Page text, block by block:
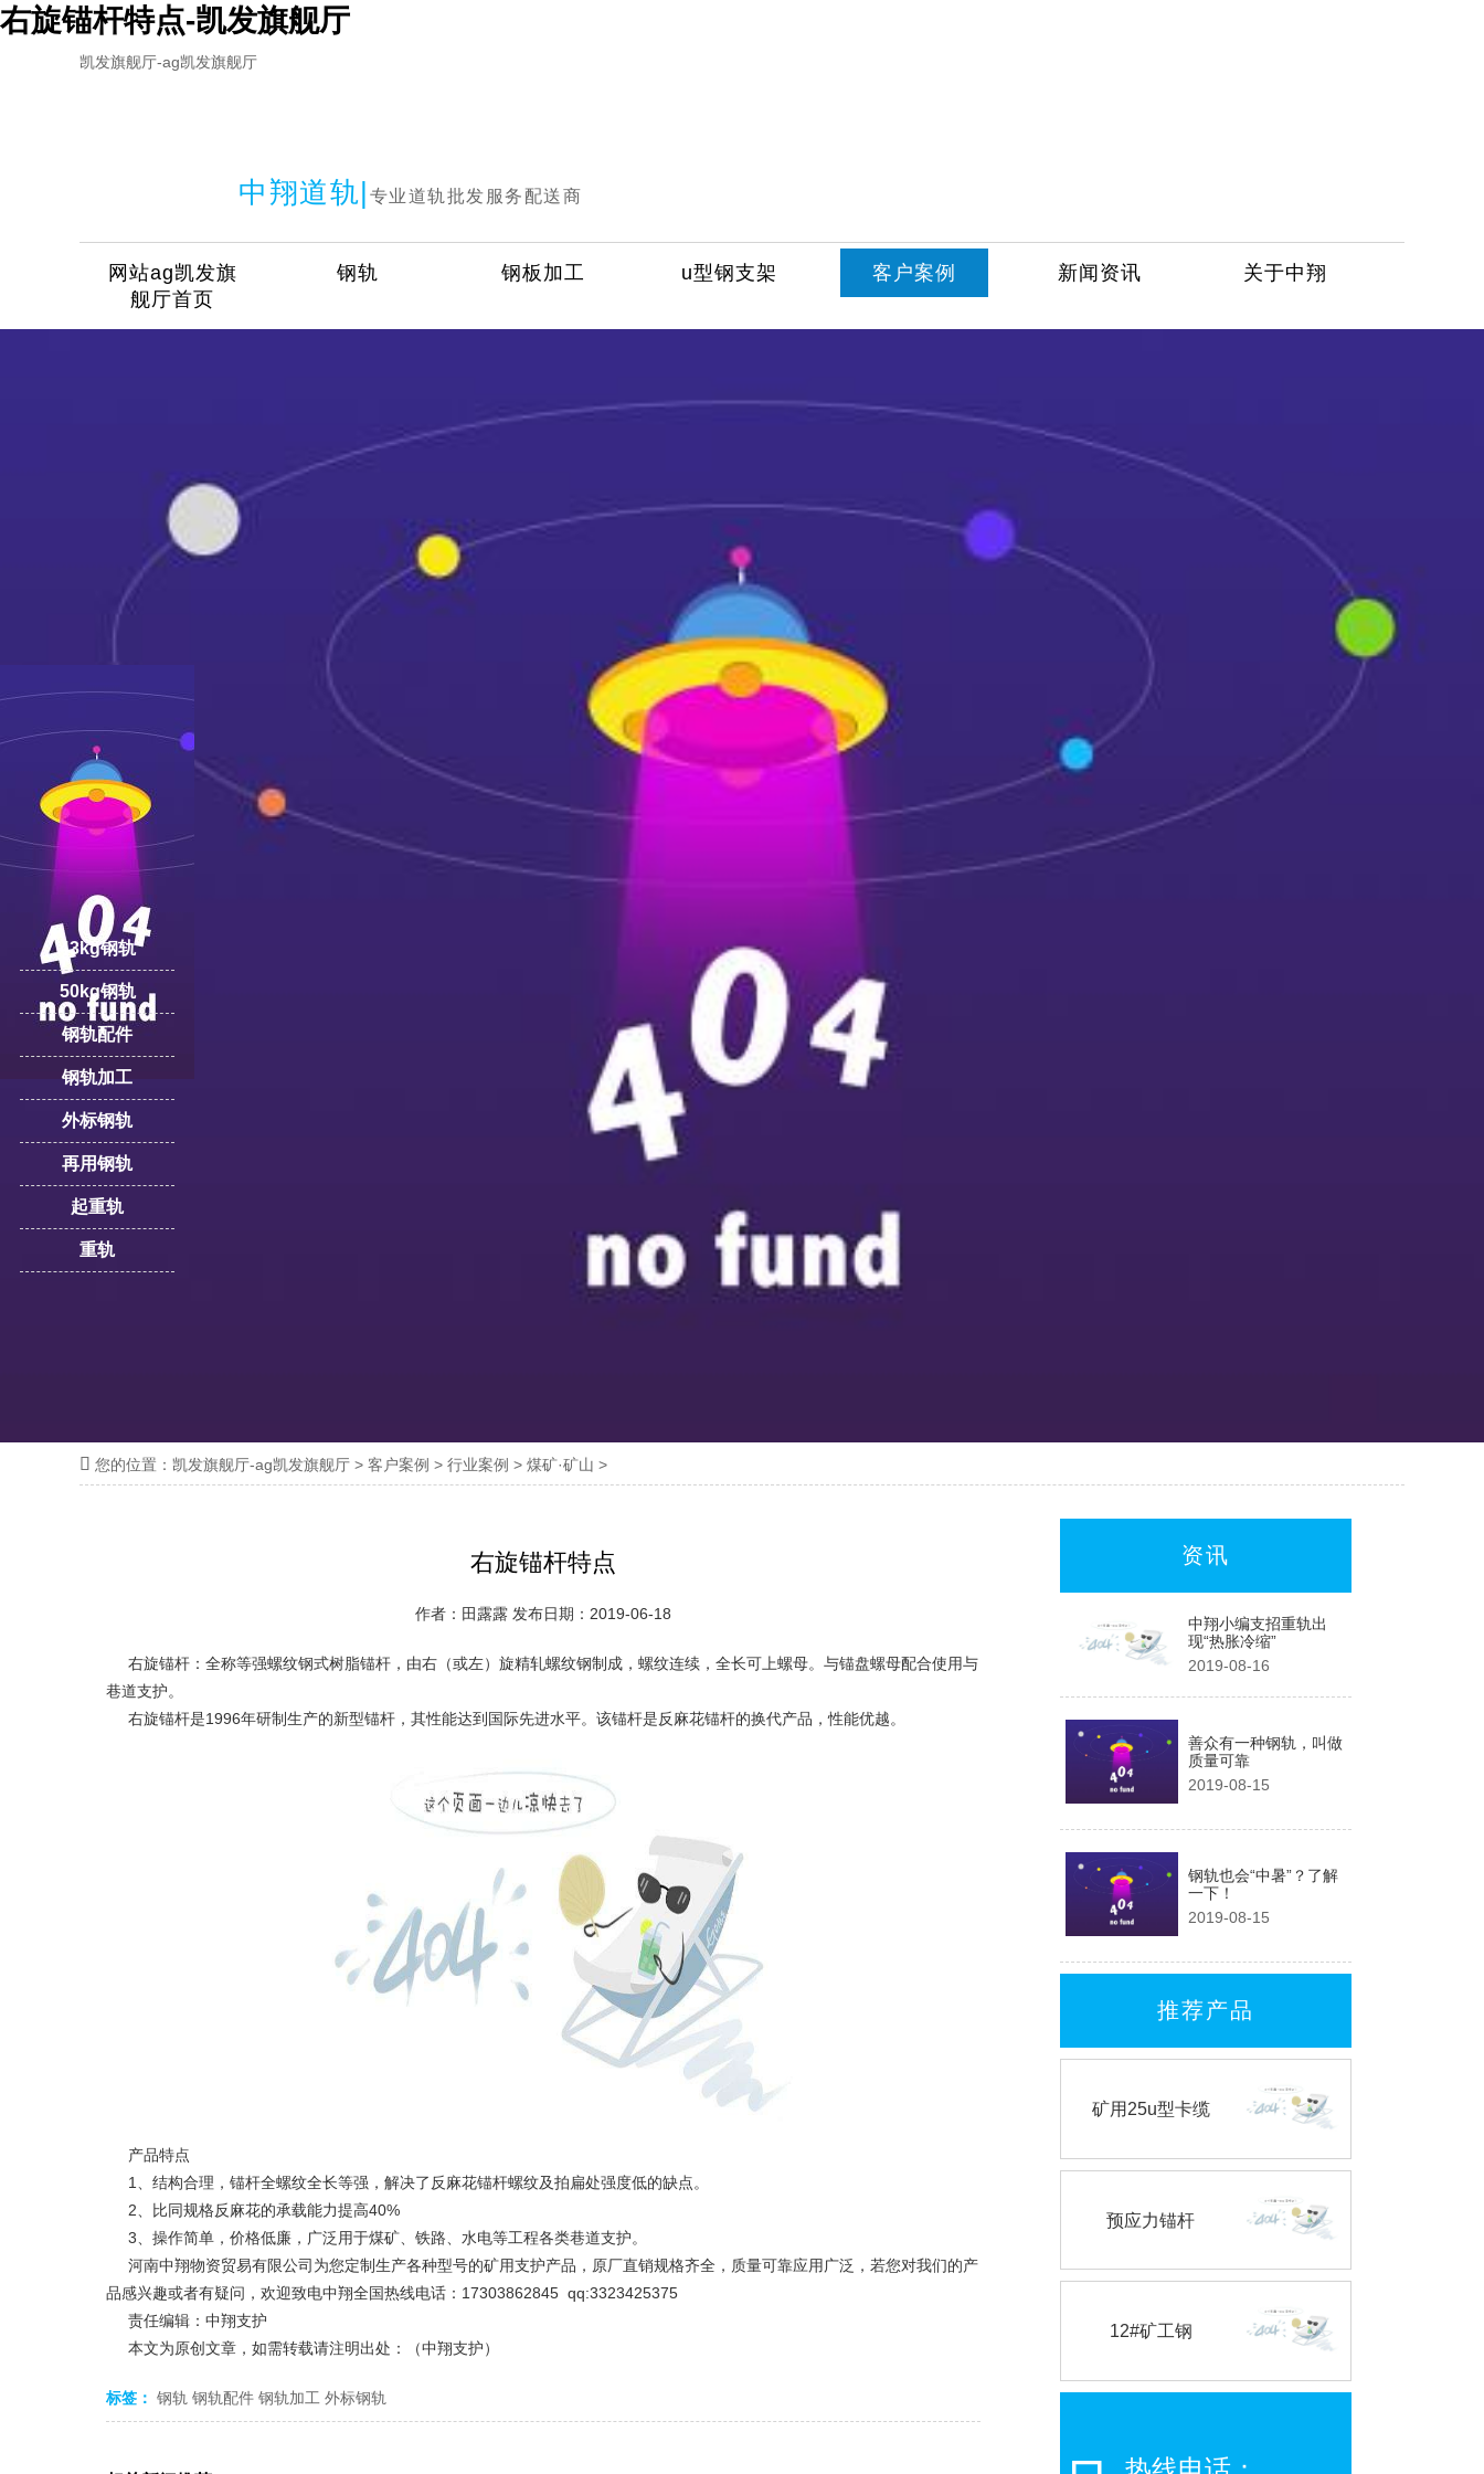
右旋锚杆特点-凯发旗舰厅
凯发旗舰厅-ag凯发旗舰厅
中翔道轨| 专业道轨批发服务配送商
18100332293
网站ag凯发旗
舰厅首页
钢轨 钢板加工 u型钢支架 客户案例 新闻资讯 关于中翔
 您的位置： 凯发旗舰厅-ag凯发旗舰厅 > 客户案例 > 行业案例 > 煤矿·矿山 >
右旋锚杆特点
作者：田露露 发布日期：2019-06-18
右旋锚杆：全称等强螺纹钢式树脂锚杆，由右（或左）旋精轧螺纹钢制成，螺纹连续，全长可上螺母。与锚盘螺母配合使用与
巷道支护。
右旋锚杆是1996年研制生产的新型锚杆，其性能达到国际先进水平。该锚杆是反麻花锚杆的换代产品，性能优越。
产品特点
1、结构合理，锚杆全螺纹全长等强，解决了反麻花锚杆螺纹及拍扁处强度低的缺点。
2、比同规格反麻花的承载能力提高40%
3、操作简单，价格低廉，广泛用于煤矿、铁路、水电等工程各类巷道支护。
河南中翔物资贸易有限公司为您定制生产各种型号的矿用支护产品，原厂直销规格齐全，质量可靠应用广泛，若您对我们的产
品感兴趣或者有疑问，欢迎致电中翔全国热线电话：17303862845 qq:3323425375
责任编辑：中翔支护
本文为原创文章，如需转载请注明出处：（中翔支护）
标签： 钢轨 钢轨配件 钢轨加工 外标钢轨
资讯
中翔小编支招重轨出
现“热胀冷缩”
2019-08-16
善众有一种钢轨，叫做
质量可靠
2019-08-15
钢轨也会“中暑”？了解
一下！
2019-08-15
推荐产品
矿用25u型卡缆
预应力锚杆
12#矿工钢
43kg钢轨
50kg钢轨
钢轨配件
钢轨加工
外标钢轨
再用钢轨
起重轨
重轨